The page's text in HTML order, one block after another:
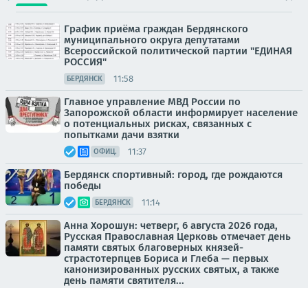
График приёма граждан Бердянского
муниципального округа депутатами
Всероссийской политической партии "ЕДИНАЯ
РОССИЯ"
БЕРДЯНСК 11:58
Главное управление МВД России по
Запорожской области информирует население
о потенциальных рисках, связанных с
попытками дачи взятки
ОФИЦ. 11:37
Бердянск спортивный: город, где рождаются
победы
БЕРДЯНСК 11:14
Анна Хорошун: четверг, 6 августа 2026 года,
Русская Православная Церковь отмечает день
памяти святых благоверных князей-
страстотерпцев Бориса и Глеба — первых
канонизированных русских святых, а также
день памяти святителя...